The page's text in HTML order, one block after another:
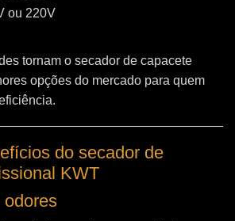
ou 220V
tornam o secador de capacete
opções do mercado para quem
do secador de
KWT
odores